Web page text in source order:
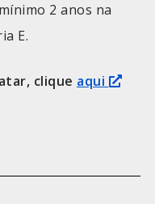
2 anos na
E.
clique aqui